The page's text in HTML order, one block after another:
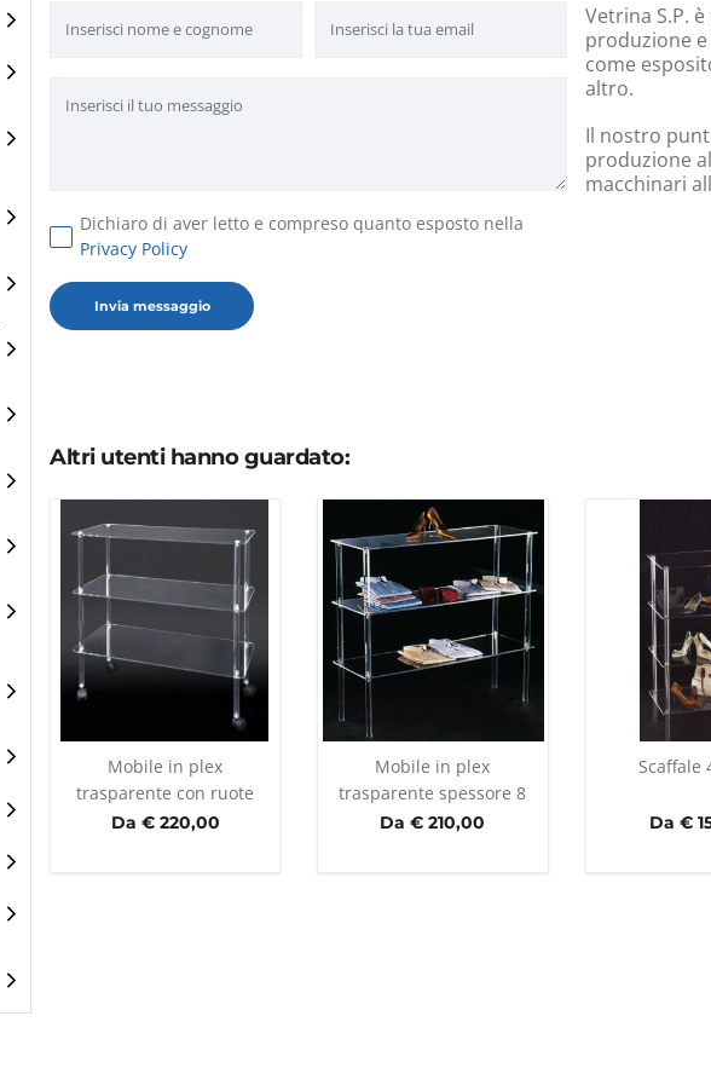
Dichiaro di aver letto e compreso quanto esposto nella
Privacy Policy
Vetrina S.P.
produzione
come
altro.
Il nostro
produzione
macchinari
Altri utenti hanno guardato:
Mobile in plex
trasparente con ruote
Da € 220,00
Mobile in plex
trasparente spessore 8
mm
Da € 210,00
Scaffale
Da €